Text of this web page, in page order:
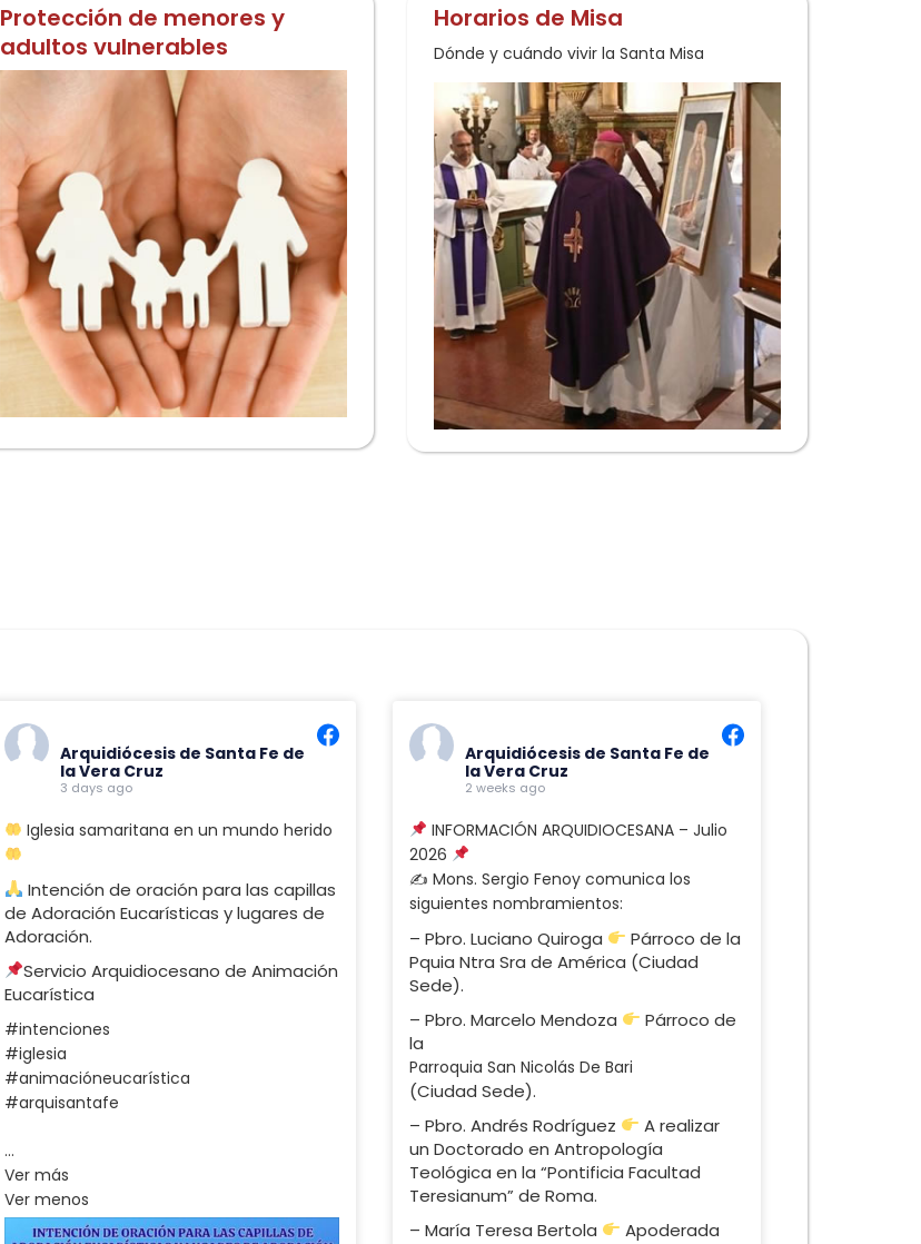
Protección de menores y
adultos vulnerables
Horarios de Misa
Dónde y cuándo vivir la Santa Misa
Arquidiócesis de Santa Fe de
la Vera Cruz
3 days ago
Iglesia samaritana en un mundo herido
Intención de oración para las capillas
de Adoración Eucarísticas y lugares de
Adoración.
Servicio Arquidiocesano de Animación
Eucarística
#intenciones
#iglesia
#animacióneucarística
#arquisantafe
…
Ver más
Ver menos
Arquidiócesis de Santa Fe de
la Vera Cruz
2 weeks ago
INFORMACIÓN ARQUIDIOCESANA – Julio
2026
✍ Mons. Sergio Fenoy comunica los
siguientes nombramientos:
– Pbro. Luciano Quiroga
Párroco de la
Pquia Ntra Sra de América (Ciudad
Sede).
– Pbro. Marcelo Mendoza
Párroco de
la
Parroquia San Nicolás De Bari
(Ciudad Sede).
– Pbro. Andrés Rodríguez
A realizar
un Doctorado en Antropología
Teológica en la “Pontificia Facultad
Teresianum” de Roma.
– María Teresa Bertola
Apoderada